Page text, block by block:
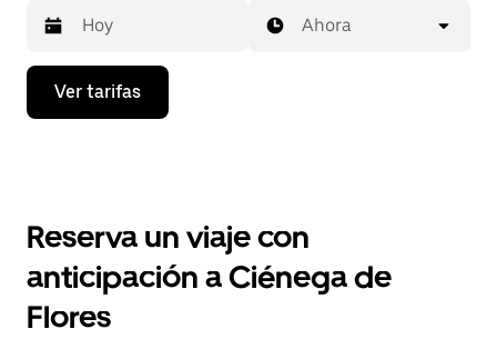
Presiona
flecha
el
y
selecciona
una
Ahora
Ver tarifas
Reserva un viaje con
anticipación a Ciénega de
Flores